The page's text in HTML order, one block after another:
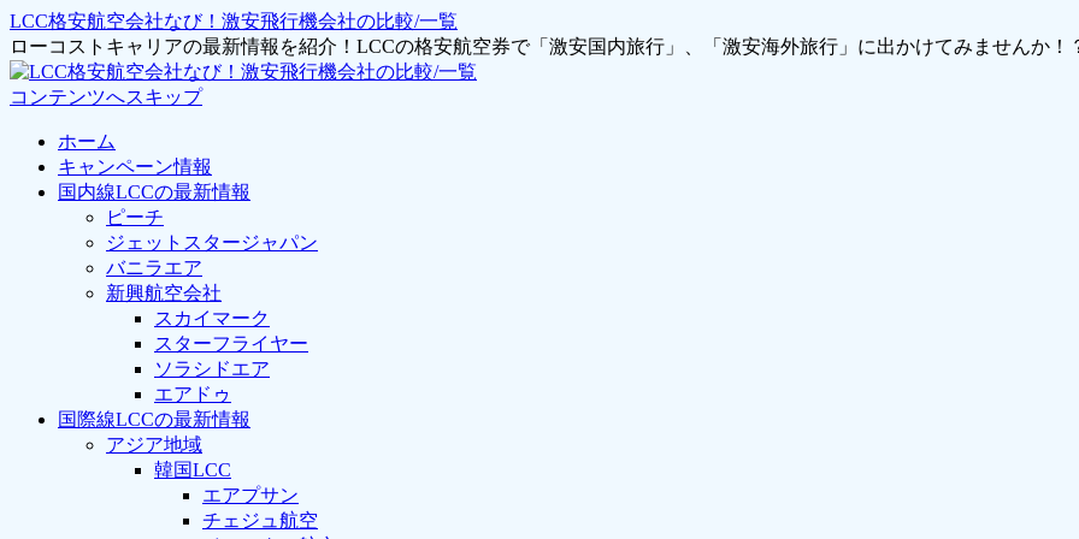
LCC格安航空会社なび！激安飛行機会社の比較/一覧
ローコストキャリアの最新情報を紹介！LCCの格安航空券で「激安国内旅行」、「激安海外旅行」に出かけてみませんか！
コンテンツへスキップ
ホーム
キャンペーン情報
国内線LCCの最新情報
ピーチ
ジェットスタージャパン
バニラエア
新興航空会社
スカイマーク
スターフライヤー
ソラシドエア
エアドゥ
国際線LCCの最新情報
アジア地域
韓国LCC
エアプサン
チェジュ航空